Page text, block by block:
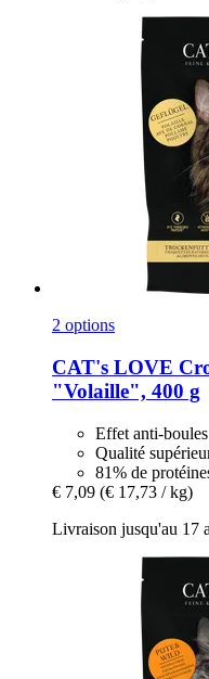
2 options
CAT's LOVE
"Volaille", 400 g
Effet anti-
Qualité
81% de
€ 7,09 (€ 17,73 / kg)
Livraison jusqu'au 17